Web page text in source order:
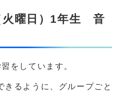
火曜日）1年生 音
をしています。
きるように、グループごと